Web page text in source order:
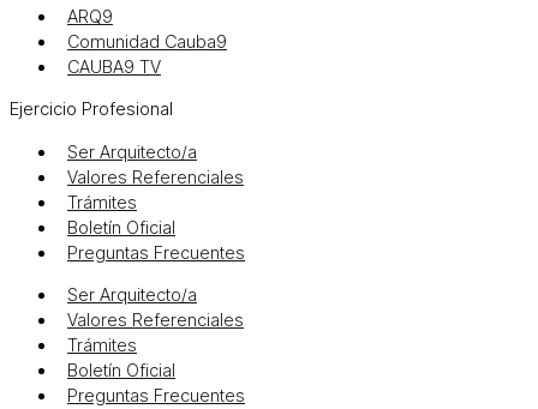
ARQ9
Comunidad Cauba9
CAUBA9 TV
Ejercicio Profesional
Ser Arquitecto/a
Valores Referenciales
Trámites
Boletín Oficial
Preguntas Frecuentes
Ser Arquitecto/a
Valores Referenciales
Trámites
Boletín Oficial
Preguntas Frecuentes